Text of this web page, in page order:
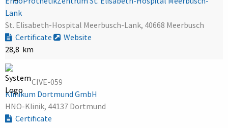
Lank
St. Elisabeth-Hospital Meerbusch-Lank, 40668 Meerbusch
Certificate
Website
28,8 km
CIVE-059
Klinikum Dortmund GmbH
HNO-Klinik, 44137 Dortmund
Certificate